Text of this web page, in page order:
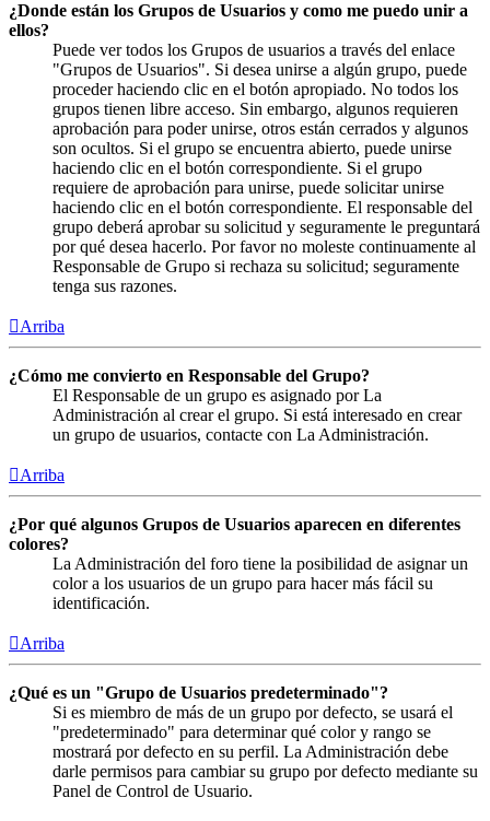
¿Donde están los Grupos de Usuarios y como me puedo unir a
ellos?
Puede ver todos los Grupos de usuarios a través del enlace
"Grupos de Usuarios". Si desea unirse a algún grupo, puede
proceder haciendo clic en el botón apropiado. No todos los
grupos tienen libre acceso. Sin embargo, algunos requieren
aprobación para poder unirse, otros están cerrados y algunos
son ocultos. Si el grupo se encuentra abierto, puede unirse
haciendo clic en el botón correspondiente. Si el grupo
requiere de aprobación para unirse, puede solicitar unirse
haciendo clic en el botón correspondiente. El responsable del
grupo deberá aprobar su solicitud y seguramente le preguntará
por qué desea hacerlo. Por favor no moleste continuamente al
Responsable de Grupo si rechaza su solicitud; seguramente
tenga sus razones.
Arriba
¿Cómo me convierto en Responsable del Grupo?
El Responsable de un grupo es asignado por La
Administración al crear el grupo. Si está interesado en crear
un grupo de usuarios, contacte con La Administración.
Arriba
¿Por qué algunos Grupos de Usuarios aparecen en diferentes
colores?
La Administración del foro tiene la posibilidad de asignar un
color a los usuarios de un grupo para hacer más fácil su
identificación.
Arriba
¿Qué es un "Grupo de Usuarios predeterminado"?
Si es miembro de más de un grupo por defecto, se usará el
"predeterminado" para determinar qué color y rango se
mostrará por defecto en su perfil. La Administración debe
darle permisos para cambiar su grupo por defecto mediante su
Panel de Control de Usuario.